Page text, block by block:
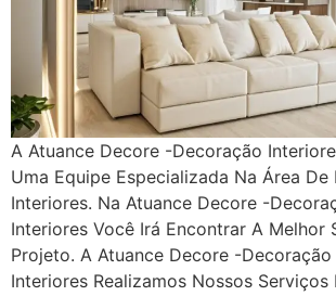
A Atuance Decore -Decoração
Uma Equipe Especializada Na Área
Interiores. Na Atuance Decore -
Interiores Você Irá Encontrar A Melhor
Projeto. A Atuance Decore -Decoração
Interiores Realizamos Nossos Serviços